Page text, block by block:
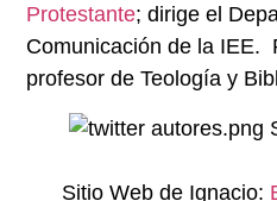
Protestante; dirige el
Comunicación de la IEE.
profesor de Teología y
Sitio Web de Ignacio: